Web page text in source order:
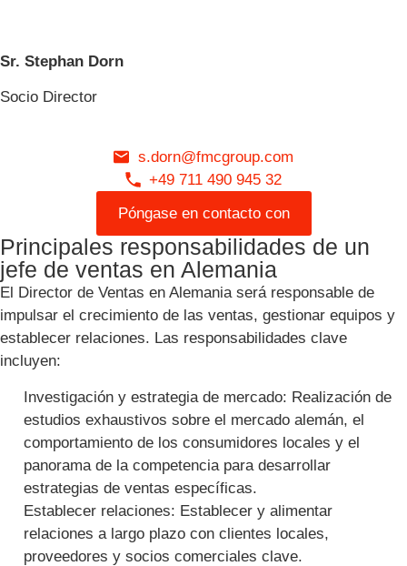
Sr. Stephan Dorn
Socio Director
s.dorn@fmcgroup.com
+49 711 490 945 32
Póngase en contacto con
Principales responsabilidades de un
jefe de ventas en Alemania
El Director de Ventas en Alemania será responsable de
impulsar el crecimiento de las ventas, gestionar equipos y
establecer relaciones. Las responsabilidades clave
incluyen:
Investigación y estrategia de mercado: Realización de
estudios exhaustivos sobre el mercado alemán, el
comportamiento de los consumidores locales y el
panorama de la competencia para desarrollar
estrategias de ventas específicas.
Establecer relaciones: Establecer y alimentar
relaciones a largo plazo con clientes locales,
proveedores y socios comerciales clave.